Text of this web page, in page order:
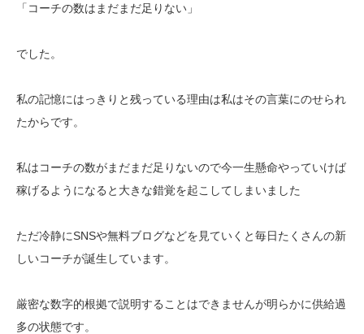
「コーチの数はまだまだ足りない」
でした。
私の記憶にはっきりと残っている理由は私はその言葉にのせられ
たからです。
私はコーチの数がまだまだ足りないので今一生懸命やっていけば
稼げるようになると大きな錯覚を起こしてしまいました
ただ冷静にSNSや無料ブログなどを見ていくと毎日たくさんの新
しいコーチが誕生しています。
厳密な数字的根拠で説明することはできませんが明らかに供給過
多の状態です。